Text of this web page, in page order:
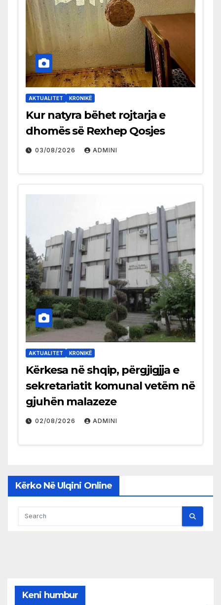
AKTUALITET KRONIKË
Kur natyra bëhet rojtarja e
dhomës së Rexhep Qosjes
03/08/2026 ADMINI
AKTUALITET KRONIKË
Kërkesa në shqip, përgjigjja e
sekretariatit komunal vetëm në
gjuhën malazeze
02/08/2026 ADMINI
Kërko Në Ulqini Online
Keni humbur